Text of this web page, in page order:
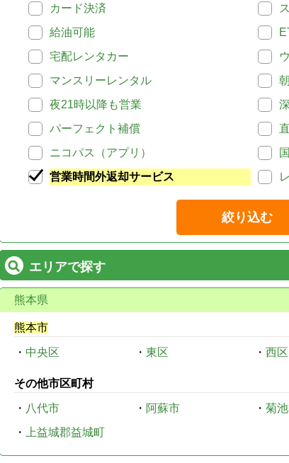
カード決済
給油可能
宅配レンタカー
マンスリーレンタル
夜21時以降も営業
パーフェクト補償
ニコパス（アプリ）
営業時間外返却サービス
絞り込む
エリアで探す
熊本県
熊本市
・ 中央区 ・ 東区 ・ 西区
その他市区町村
・ 八代市 ・ 阿蘇市 ・ 菊
・
上益城郡益城町